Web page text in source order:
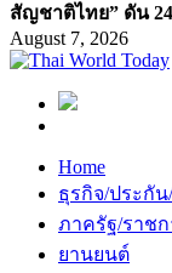
สัญชาติไทย” ดัน
August 7, 2026
Home
ธุรกิจ/ประกัน
ภาครัฐ/ราชก
ยานยนต์